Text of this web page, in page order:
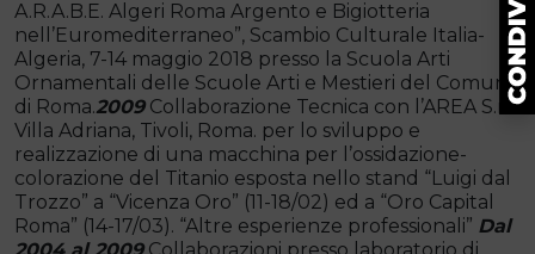
A.R.A.B.E. Algeri Roma Argento e Bigiotteria
nell’Euromediterraneo”, Scambio Culturale Italia-
Algeria, 7-14 maggio 2018 presso la Scuola Arti
Ornamentali delle Scuole Arti e Mestieri del Comune
di Roma.2009 Collaborazione Tecnica con l’AREA S.r.l.
Villa Adriana, Tivoli, Roma. per lo sviluppo e
realizzazione di una macchina per l’ossidazione-
colorazione del Titanio esposta nello stand “Luigi dal
Trozzo” a “Vicenza Oro” (11-18/02) ed a “Oro Capital
Roma” (14-17/03). “Altre esperienze professionali” Dal